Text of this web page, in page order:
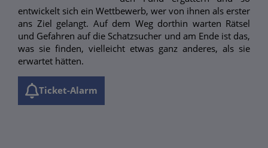
entwickelt sich ein Wettbewerb, wer von ihnen als erster
ans Ziel gelangt. Auf dem Weg dorthin warten Rätsel
und Gefahren auf die Schatzsucher und am Ende ist das,
was sie finden, vielleicht etwas ganz anderes, als sie
erwartet hätten.
Ticket-Alarm